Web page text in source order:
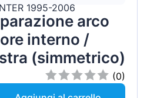
1995-2006
arco
interno /
(simmetrico)
(0)